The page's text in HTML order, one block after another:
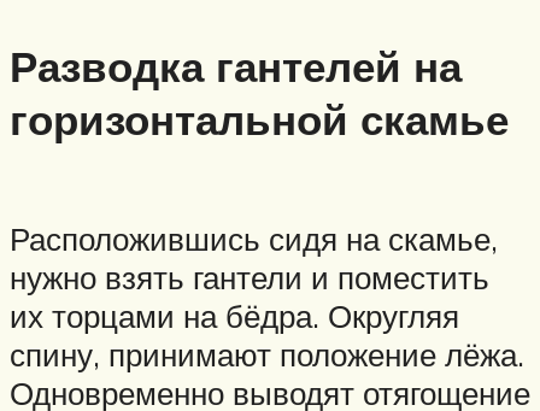
Разводка гантелей на
горизонтальной скамье
Расположившись сидя на скамье,
нужно взять гантели и поместить
их торцами на бёдра. Округляя
спину, принимают положение лёжа.
Одновременно выводят отягощение